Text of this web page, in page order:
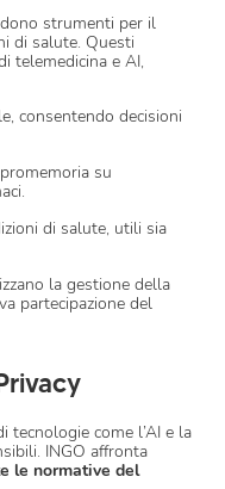
strumenti per il
di salute. Questi
telemedicina e AI,
consentendo decisioni
su
di salute, utili sia
la gestione della
partecipazione del
tecnologie come l’AI e la
INGO affronta
le normative del